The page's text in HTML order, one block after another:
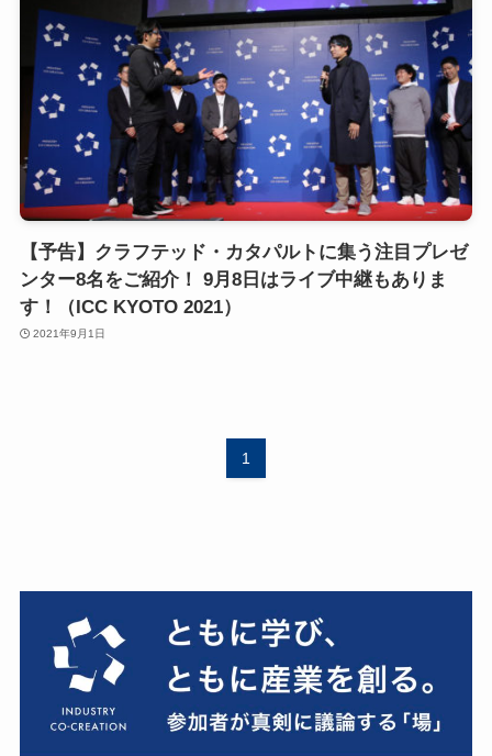
【予告】クラフテッド・カタパルトに集う注目プレゼ
ンター8名をご紹介！ 9月8日はライブ中継もありま
す！（ICC KYOTO 2021）
2021年9月1日
1